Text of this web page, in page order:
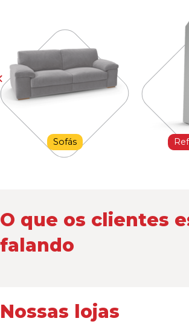
Sofás
O que os clientes
falando
Nossas lojas